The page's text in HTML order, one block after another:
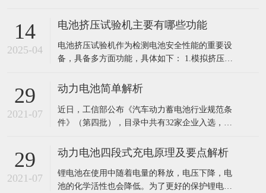
（IEC）、美国保险商实验室（UL）以及国内的
相关标准，对于电池挤压测试速度的要求可能各
不相同。例如，有些标准可能规定以特定的速度
匀速挤压，而另一些标准可能有不同的速
14
2025-04
电池挤压试验机主要有哪些功能
电池挤压试验机作为检测电池安全性能的重要设
备，具备多方面功能，具体如下： 1.模拟挤压环
各种挤压情况，如运输过程中的碰撞挤压、意外
度和位移参数，可对电池施加不同程度的外力作
用，以评估电池在各种挤压工况下的耐受能
29
2021-07
动力电池简单解析
近日，工信部公布《汽车动力蓄电池行业规范条
件》（第四批），目录中共有32家企业入选，并
权利，由此可见新能源汽车的动力电池的重要
性。动力电池不仅影响新能源车的续航能力，也
影响新能源车的安全性。今天笔者就带大家了解
一下目前新能源车当中所用的动力电池种类及其
29
2021-07
动力电池四段式充电原理及要点解析
锂电池在使用中随着电量的释放，电压下降，电
池的化学活性也会降低。为了更好的保护锂电池